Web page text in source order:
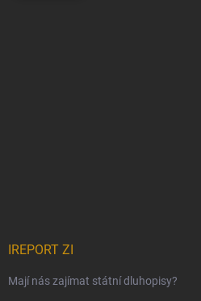
IREPORT ZI
Mají nás zajímat státní dluhopisy?